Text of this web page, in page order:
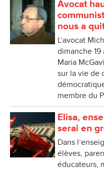
Avocat
nous a
L’avocat
dimanche 19
Maria
sur la vie de
membre du
Elisa,
serai en
Dans
élèves,
éducateurs,